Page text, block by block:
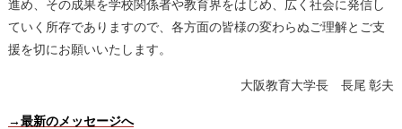
進め、その成果を学校関係者や教育界をはじめ、広く社会に発信し
ていく所存でありますので、各方面の皆様の変わらぬご理解とご支
援を切にお願いいたします。
大阪教育大学長 長尾 彰夫
→最新のメッセージへ